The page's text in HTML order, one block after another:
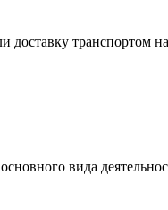
доставку транспортом
вида